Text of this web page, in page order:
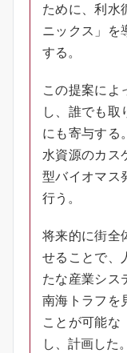
ために、利水
ニックス」を
する。
この提案によ
し、誰でも取
にも寄与する
水資源のカス
型バイオマス
行う。
将来的に街全
せることで、
たな産業シス
南海トラフを
ことが可能な
し、計画した。